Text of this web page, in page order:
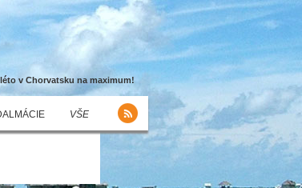
v Chorvatsku na maximum!
VŠE